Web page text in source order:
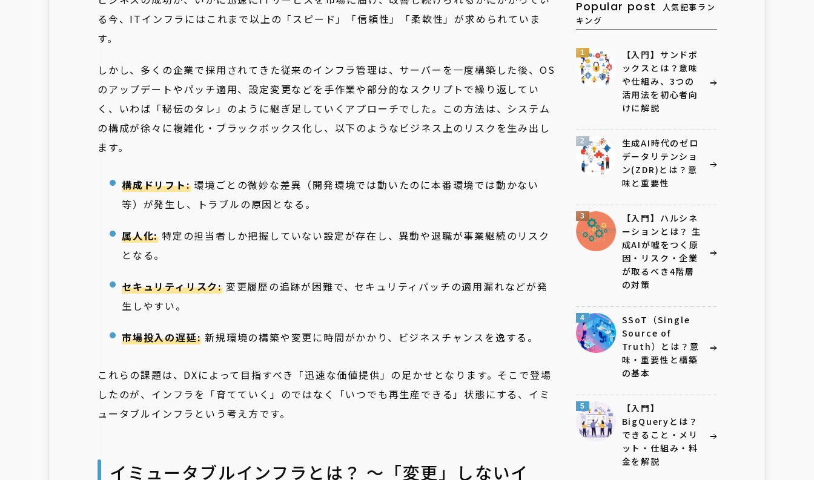
る今、ITインフラにはこれまで以上の「スピード」「信頼性」「柔軟性」が求められていま
す。
しかし、多くの企業で採用されてきた従来のインフラ管理は、サーバーを一度構築した後、OS
のアップデートやパッチ適用、設定変更などを手作業や部分的なスクリプトで繰り返してい
く、いわば「秘伝のタレ」のように継ぎ足していくアプローチでした。この方法は、システム
の構成が徐々に複雑化・ブラックボックス化し、以下のようなビジネス上のリスクを生み出し
ます。
構成ドリフト:環境ごとの微妙な差異（開発環境では動いたのに本番環境では動かない
等）が発生し、トラブルの原因となる。
属人化: 特定の担当者しか把握していない設定が存在し、異動や退職が事業継続のリスク
となる。
セキュリティリスク: 変更履歴の追跡が困難で、セキュリティパッチの適用漏れなどが発
生しやすい。
市場投入の遅延: 新規環境の構築や変更に時間がかかり、ビジネスチャンスを逸する。
これらの課題は、DXによって目指すべき「迅速な価値提供」の足かせとなります。そこで登場
したのが、インフラを「育てていく」のではなく「いつでも再生産できる」状態にする、イミ
ュータブルインフラという考え方です。
イミュータブルインフラとは？ ～「変更」しないイ
Popular post
人気記事ラン
キング
1
【入門】サンドボ
ックスとは？意味
や仕組み、3つの
活用法を初心者向
けに解説
2
生成AI時代のゼロ
データリテンショ
ン(ZDR)とは？意
味と重要性
3
【入門】ハルシネ
ーションとは？ 生
成AIが嘘をつく原
因・リスク・企業
が取るべき4階層
の対策
4
SSoT（Single
Source of
Truth）とは？意
味・重要性と構築
の基本
5
【入門】
BigQueryとは？
できること・メリ
ット・仕組み・料
金を解説